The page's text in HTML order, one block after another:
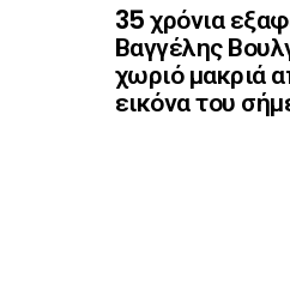
35 χρόνια
Βαγγέλης
χωριό μακριά
εικόνα του